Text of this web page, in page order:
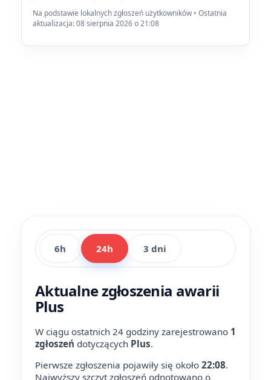
Na podstawie lokalnych zgłoszeń użytkowników • Ostatnia
aktualizacja: 08 sierpnia 2026 o 21:08
6h 24h 3 dni
Aktualne zgłoszenia awarii
Plus
W ciągu ostatnich 24 godziny zarejestrowano 1
zgłoszeń dotyczących Plus.
Pierwsze zgłoszenia pojawiły się około 22:08.
Najwyższy szczyt zgłoszeń odnotowano o